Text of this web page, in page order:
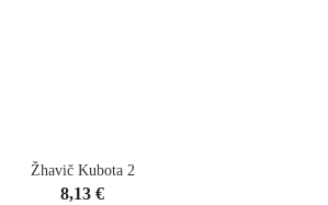
Žhavič Kubota 2
Cena
8,13 €